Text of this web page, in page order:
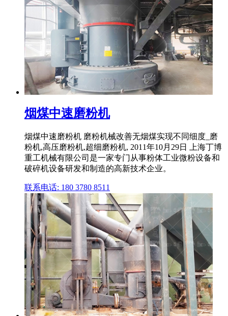
烟煤中速磨粉机
烟煤中速磨粉机 磨粉机械改善无烟煤实现不同细度_磨
粉机,高压磨粉机,超细磨粉机, 2011年10月29日 上海丁博
重工机械有限公司是一家专门从事粉体工业微粉设备和
破碎机设备研发和制造的高新技术企业。
联系电话: 180 3780 8511